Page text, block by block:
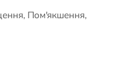
Пом'якшення,